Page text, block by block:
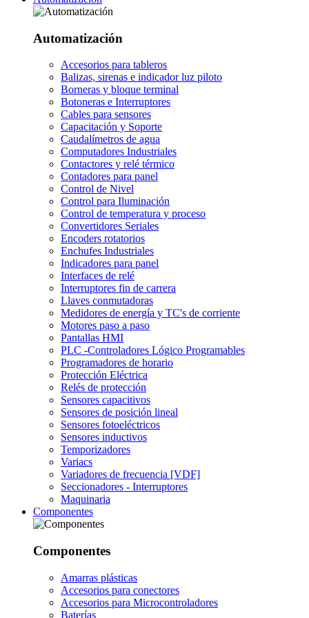
Automatización
Accesorios para tableros
Balizas, sirenas e indicador luz piloto
Borneras y bloque terminal
Botoneras e Interruptores
Cables para sensores
Capacitación y Soporte
Caudalímetros de agua
Computadores Industriales
Contactores y relé térmico
Contadores para panel
Control de Nivel
Control para Iluminación
Control de temperatura y proceso
Convertidores Seriales
Encoders rotatorios
Enchufes Industriales
Indicadores para panel
Interfaces de relé
Interruptores fin de carrera
Llaves conmutadoras
Medidores de energía y TC's de corriente
Motores paso a paso
Pantallas HMI
PLC -Controladores Lógico Programables
Programadores de horario
Protección Eléctrica
Relés de protección
Sensores capacitivos
Sensores de posición lineal
Sensores fotoeléctricos
Sensores inductivos
Temporizadores
Variacs
Variadores de frecuencia [VDF]
Seccionadores - Interruptores
Maquinaria
Componentes
Componentes
Amarras plásticas
Accesorios para conectores
Accesorios para Microcontroladores
Baterías